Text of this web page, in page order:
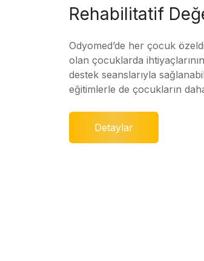
Rehabilitatif
Odyomed’de her çocuk
olan çocuklarda
destek seanslarıyla
eğitimlerle de çocukların
Detaylar